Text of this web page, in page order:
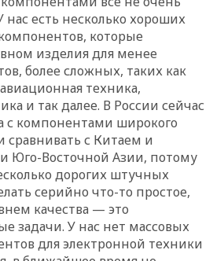
есть несколько хороших
которые
изделия для менее
более сложных, таких как
техника,
и так далее. В России сейчас
с компонентами широкого
сравнивать с Китаем и
Юго-Восточной Азии, потому
дорогих штучных
серийно что-то простое,
качества — это
задачи. У нас нет массовых
для электронной техники